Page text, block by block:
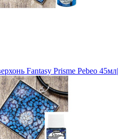
Fantasy Prisme Pebeo 45мл|